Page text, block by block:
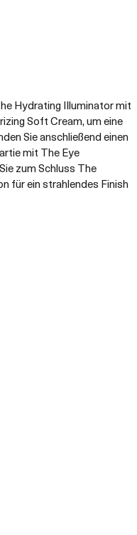
Hydrating Illuminator mit
Soft Cream, um eine
Sie anschließend einen
mit The Eye
zum Schluss The
für ein strahlendes Finish